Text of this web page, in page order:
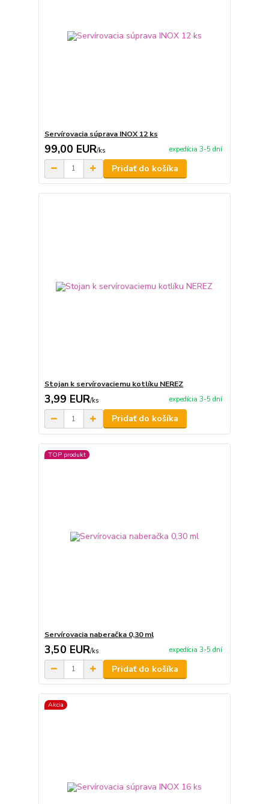
Servírovacia súprava INOX 12 ks
99,00 EUR/ks expedícia 3-5 dní
Pridať do košíka
Stojan k servírovaciemu kotlíku NEREZ
3,99 EUR/ks expedícia 3-5 dní
Pridať do košíka
TOP produkt
Servírovacia naberačka 0,30 ml
3,50 EUR/ks expedícia 3-5 dní
Pridať do košíka
Akcia